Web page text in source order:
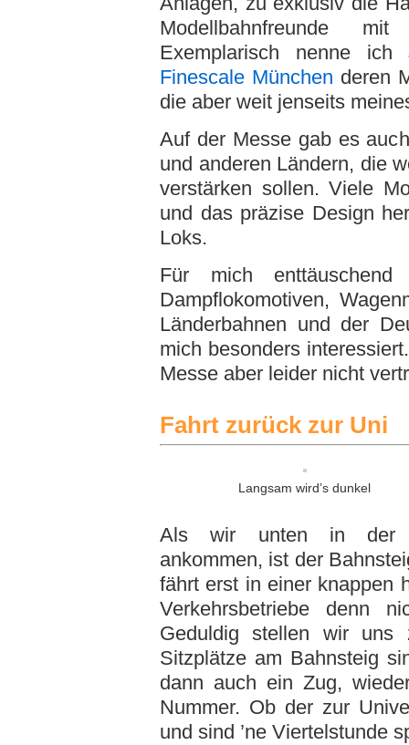
Modellbahnfreunde
Exemplarisch nenne ich
Finescale München deren
die aber weit jenseits
Auf der Messe gab es
und anderen Ländern, die
verstärken sollen. Viele
und das präzise Design
Loks.
Für mich
Dampflokomotiven,
Länderbahnen und der
mich besonders
Messe aber leider nicht
Fahrt zurück zur Uni
Langsam wird’s dunkel
Als wir unten in der S-
ankommen, ist der
fährt erst in einer knappen
Verkehrsbetriebe denn
Geduldig stellen wir uns
Sitzplätze am Bahnsteig
dann auch ein Zug,
Nummer. Ob der zur
und sind ’ne Viertelstunde